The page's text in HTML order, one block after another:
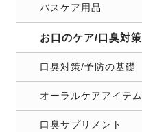
バスケア用品
お口のケア/口臭対策
口臭対策/予防の基礎
オーラルケアアイテム
口臭サプリメント